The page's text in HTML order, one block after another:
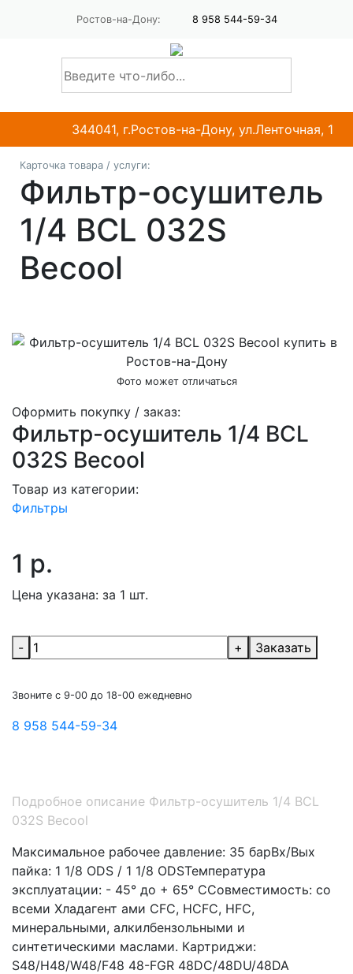
Ростов-на-Дону: 8 958 544-59-34
344041, г.Ростов-на-Дону, ул.Ленточная, 1
Карточка товара / услуги:
Фильтр-осушитель
1/4 BCL 032S
Becool
Фото может отличаться
Оформить покупку / заказ:
Фильтр-осушитель 1/4 BCL
032S Becool
Товар из категории:
Фильтры
1 р.
Цена указана: за 1 шт.
- + Заказать
Звоните с 9-00 до 18-00 ежедневно
8 958 544-59-34
Подробное описание Фильтр-осушитель 1/4 BCL
032S Becool
Максимальное рабочее давление: 35 барВх/Вых
пайка: 1 1/8 ODS / 1 1/8 ODSТемпература
эксплуатации: - 45° до + 65° ССовместимость: со
всеми Хладагент ами CFC, HCFC, HFC,
минеральными, алкилбензольными и
синтетическими маслами. Картриджи:
S48/H48/W48/F48 48-FGR 48DC/48DU/48DA